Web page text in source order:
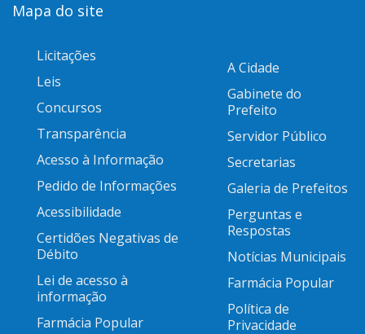
Mapa do site
Licitações
Leis
Concursos
Transparência
Acesso à Informação
Pedido de Informações
Acessibilidade
Certidões Negativas de
Débito
Lei de acesso à
informação
Farmácia Popular
A Cidade
Gabinete do
Prefeito
Servidor Público
Secretarias
Galeria de Prefeitos
Perguntas e
Respostas
Notícias Municipais
Farmácia Popular
Política de
Privacidade